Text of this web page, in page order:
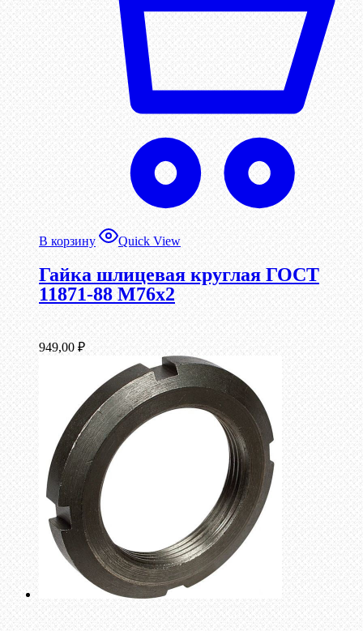
В корзину Quick View
Гайка шлицевая круглая ГОСТ
11871-88 М76х2
949,00 ₽